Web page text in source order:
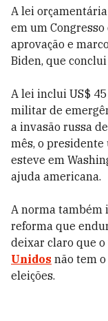
A lei
em um
aprovação e
Biden, que
A lei inclui US$
militar de
a invasão russa
mês, o
esteve em
ajuda americana.
A norma também
reforma que
deixar claro que
Unidos não tem
eleições.